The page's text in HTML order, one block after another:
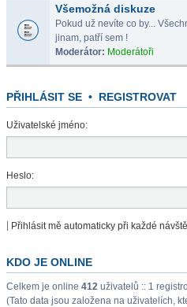
Všemožná diskuze
Pokud už nevíte co by...
jinam, patří sem !
Moderátor: Moderátoři
PŘIHLÁSIT SE • REGISTROVAT
Uživatelské jméno:
Heslo:
Přihlásit mě automaticky při každé
KDO JE ONLINE
Celkem je online 412 uživatelů :: 1
(Tato data jsou založena na uživatelích,